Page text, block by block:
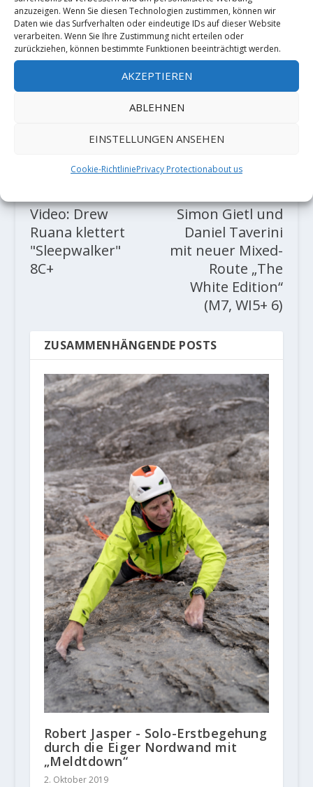
anzuzeigen. Wenn Sie diesen Technologien zustimmen, können wir
Daten wie das Surfverhalten oder eindeutige IDs auf dieser Website
verarbeiten. Wenn Sie Ihre Zustimmung nicht erteilen oder
zurückziehen, können bestimmte Funktionen beeinträchtigt werden.
AKZEPTIEREN
ABLEHNEN
EINSTELLUNGEN ANSEHEN
Cookie-RichtliniePrivacy Protectionabout us
RATE:
VORHERIGE
Video: Drew
Ruana klettert
"Sleepwalker"
8C+
NÄCHSTE
Simon Gietl und
Daniel Taverini
mit neuer Mixed-
Route „The
White Edition“
(M7, WI5+ 6)
ZUSAMMENHÄNGENDE POSTS
Robert Jasper - Solo-Erstbegehung
durch die Eiger Nordwand mit
„Meldtdown“
2. Oktober 2019